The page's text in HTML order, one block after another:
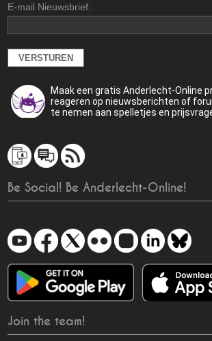
E-mail Nieuwsbrief:
Maak een gratis Anderlecht-Online
reageren op nieuwsberichten of
te nemen aan spelletjes en
Be Social! Be Anderlecht-Online!
Join the team!